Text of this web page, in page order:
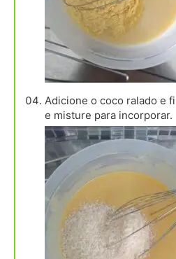
Adicione o coco ralado e
e misture para incorporar.